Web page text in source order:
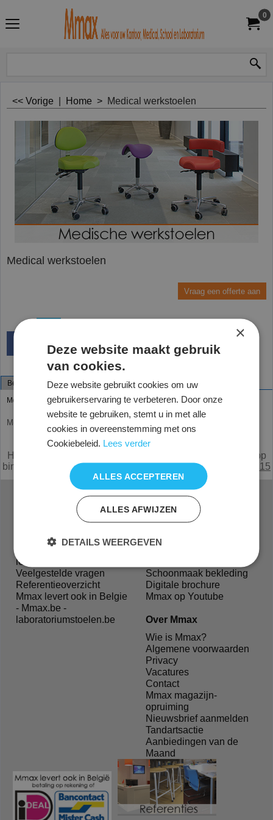
0
<< Vorige Home > Medical werkstoelen
Medical werkstoelen
Vraag een offerte aan
Beschrijving
Medical
Medical
Alle prijzen zijn netto, exclusief 21% BTW.
Heeft u een vraag of mist u iets,
of bel met de verkoop
binnendienst Nederland0294 285215België0031294285215
Veelgestelde vragen
Proefstoel aanvragen
Melden van schade bij
levering
Veelgestelde vragen
Referentieoverzicht
Mmax levert ook in Belgie
- Mmax.be -
laboratoriumstoelen.be
Service
Montage instructie
Schoonmaak bekleding
Digitale brochure
Mmax op Youtube
Over Mmax
Wie is Mmax?
Algemene voorwaarden
Privacy
Vacatures
Contact
Mmax magazijn-
opruiming
Nieuwsbrief aanmelden
Tandartsactie
Aanbiedingen van de
Maand
×
Deze website maakt gebruik
van cookies.
Deze website gebruikt cookies om uw
gebruikerservaring te verbeteren. Door onze
website te gebruiken, stemt u in met alle
cookies in overeenstemming met ons
Cookiebeleid. Lees verder
ALLES ACCEPTEREN
ALLES AFWIJZEN
DETAILS WEERGEVEN